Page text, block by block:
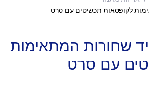
יד שחורות המתאימות
עם סרט